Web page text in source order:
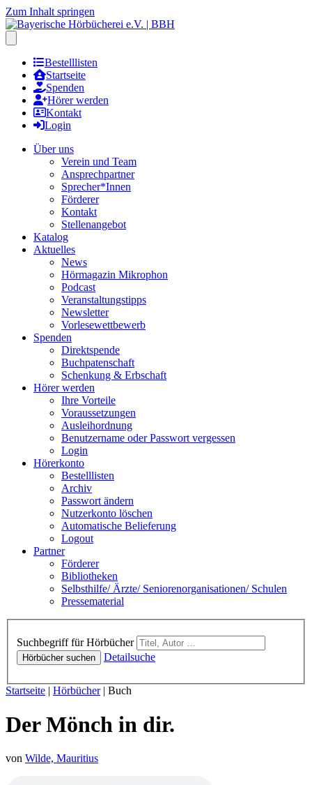
Zum Inhalt springen
Bestelllisten
Startseite
Spenden
Hörer werden
Kontakt
Login
Über uns
Verein und Team
Ansprechpartner
Sprecher*Innen
Förderer
Kontakt
Stellenangebot
Katalog
Aktuelles
News
Hörmagazin Mikrophon
Podcast
Veranstaltungstipps
Newsletter
Vorlesewettbewerb
Spenden
Direktspende
Buchpatenschaft
Schenkung & Erbschaft
Hörer werden
Ihre Vorteile
Voraussetzungen
Ausleihordnung
Benutzername oder Passwort vergessen
Login
Hörerkonto
Bestelllisten
Archiv
Passwort ändern
Nutzerkonto löschen
Automatische Belieferung
Logout
Partner
Förderer
Bibliotheken
Selbsthilfe/ Ärzte/ Seniorenorganisationen/ Schulen
Pressematerial
Suchbegriff für Hörbücher
Hörbücher suchen Detailsuche
Sie sind hier:
Startseite | Hörbücher| Buch
Der Mönch in dir.
von Wilde, Mauritius